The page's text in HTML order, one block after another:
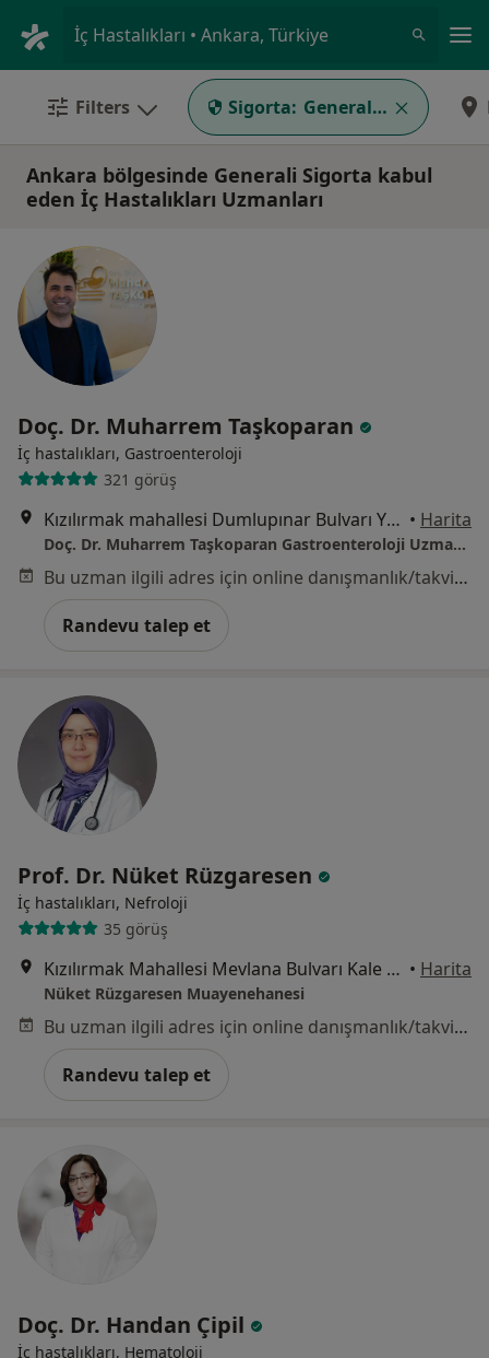
İç Hastalıkları • Ankara, Türkiye
Filters Sigorta: Generali Sigorta
Ankara bölgesinde Generali Sigorta kabul
eden İç Hastalıkları Uzmanları
Doç. Dr. Muharrem Taşkoparan
İç hastalıkları, Gastroenteroloji
321 görüş
Kızılırmak mahallesi Dumlupınar Bulvarı YDA CENTER A1 BLOKNo:9 10.kat Daire.405, Ankara • Harita
Doç. Dr. Muharrem Taşkoparan Gastroenteroloji Uzmanı | Endoskopi ve Kolonoskopi Merkezi Ankara
Bu uzman ilgili adres için online danışmanlık/takvim sunmuyor.
Randevu talep et
Prof. Dr. Nüket Rüzgaresen
İç hastalıkları, Nefroloji
35 görüş
Kızılırmak Mahallesi Mevlana Bulvarı Kale Ofis No:150/77 Çukurambar, Ankara • Harita
Nüket Rüzgaresen Muayenehanesi
Bu uzman ilgili adres için online danışmanlık/takvim sunmuyor.
Randevu talep et
Doç. Dr. Handan Çipil
İç hastalıkları, Hematoloji